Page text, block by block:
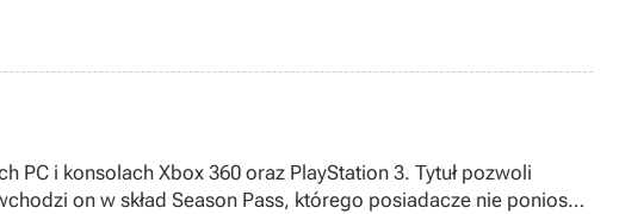
PC i konsolach Xbox 360 oraz PlayStation 3. Tytuł pozwoli
on w skład Season Pass, którego posiadacze nie poniosą